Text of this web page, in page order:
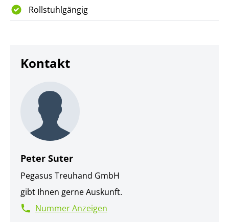
- Eigene Waschmaschine und Tumbler in jeder
Absprache möglich
Rollstuhlgängig
Kontakt
Peter Suter
Pegasus Treuhand GmbH
gibt Ihnen gerne Auskunft.
Nummer Anzeigen